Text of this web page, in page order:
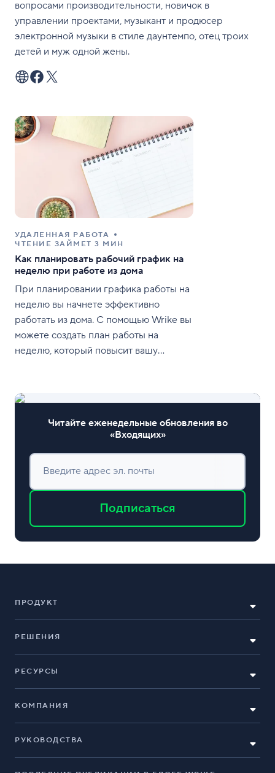
вопросами производительности, новичок в
управлении проектами, музыкант и продюсер
электронной музыки в стиле даунтемпо, отец троих
детей и муж одной жены.
УДАЛЕННАЯ РАБОТА
ЧТЕНИЕ ЗАЙМЕТ 3 МИН
Как планировать рабочий график на
неделю при работе из дома
При планировании графика работы на
неделю вы начнете эффективно
работать из дома. С помощью Wrike вы
можете создать план работы на
неделю, который повысит вашу
Читайте еженедельные обновления во
«Входящих»
Введите адрес эл. почты
Подписаться
ПРОДУКТ
РЕШЕНИЯ
РЕСУРСЫ
КОМПАНИЯ
РУКОВОДСТВА